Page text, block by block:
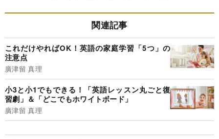
関連記事
これだけやればOK！英語の家庭学習「5つ」の
注意点
廣津留 真理
小3と小1でもできる！「英語レッスン丸ごと復
習劇」＆「どこでもホワイトボード」
廣津留 真理